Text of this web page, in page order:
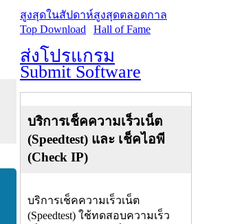
สูงสุดในสัปดาห์
Top Download
สูงสุดตลอดกาล
Hall of Fame
ส่งโปรแกรม
Submit Software
บริการเช็คความเร็วเน็ต
(Speedtest) และ เช็คไอพี
(Check IP)
บริการเช็คความเร็วเน็ต
(Speedtest) ใช้ทดสอบความเร็ว